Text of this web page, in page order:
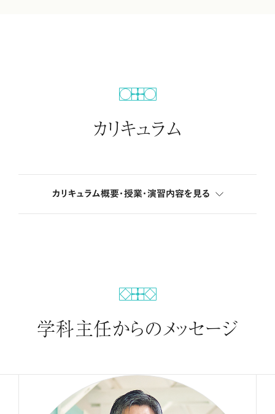
カリキュラム
カリキュラム概要・授業・演習内容を 見る
学科主任からのメッセージ